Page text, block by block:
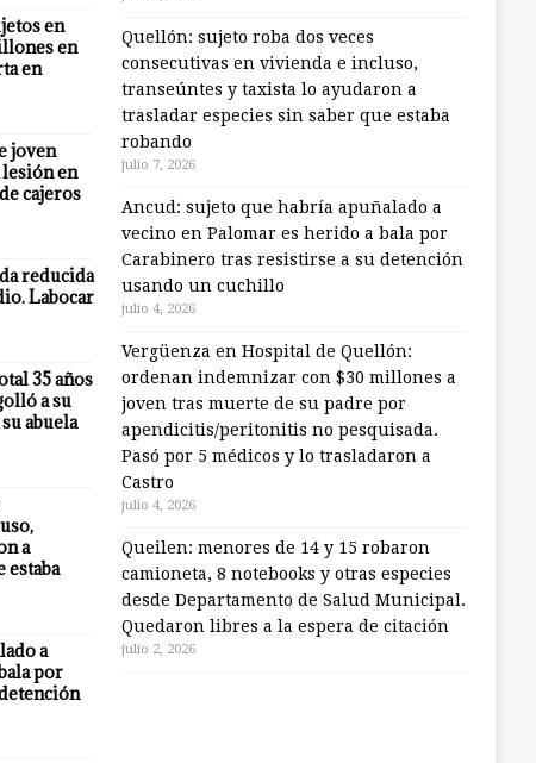
en
en
en
joven
en
cajeros
reducida
Labocar
35 años
a su
abuela
a
estaba
a
por
Quellón: sujeto roba dos veces
consecutivas en vivienda e incluso,
transeúntes y taxista lo ayudaron a
trasladar especies sin saber que estaba
robando
julio 7, 2026
Ancud: sujeto que habría apuñalado a
vecino en Palomar es herido a bala por
Carabinero tras resistirse a su detención
usando un cuchillo
julio 4, 2026
Vergüenza en Hospital de Quellón:
ordenan indemnizar con $30 millones a
joven tras muerte de su padre por
apendicitis/peritonitis no pesquisada.
Pasó por 5 médicos y lo trasladaron a
Castro
julio 4, 2026
Queilen: menores de 14 y 15 robaron
camioneta, 8 notebooks y otras especies
desde Departamento de Salud Municipal.
Quedaron libres a la espera de citación
julio 2, 2026